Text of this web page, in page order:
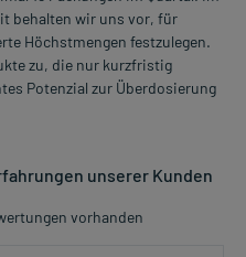
behalten wir uns vor, für
Höchstmengen festzulegen.
zu, die nur kurzfristig
Potenzial zur Überdosierung
unserer Kunden
vorhanden